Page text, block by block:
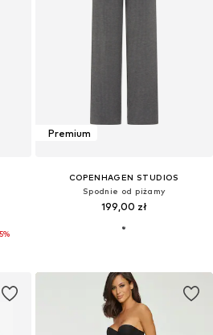
Premium
COPENHAGEN STUDIOS
Spodnie od piżamy
199,00 zł